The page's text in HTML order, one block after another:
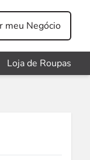
meu Negócio
Loja de Roupas